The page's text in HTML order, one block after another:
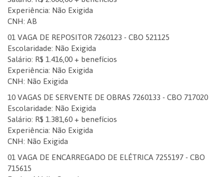
Experiência: Não Exigida
CNH: AB
01 VAGA DE REPOSITOR 7260123 - CBO 521125
Escolaridade: Não Exigida
Salário: R$ 1.416,00 + benefícios
Experiência: Não Exigida
CNH: Não Exigida
10 VAGAS DE SERVENTE DE OBRAS 7260133 - CBO 717020
Escolaridade: Não Exigida
Salário: R$ 1.381,60 + benefícios
Experiência: Não Exigida
CNH: Não Exigida
01 VAGA DE ENCARREGADO DE ELÉTRICA 7255197 - CBO
715615